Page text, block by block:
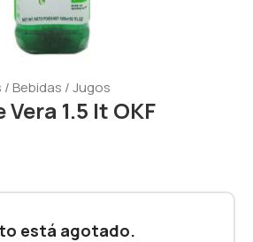
/ Bebidas / Jugos
1.5 lt OKF
está agotado.